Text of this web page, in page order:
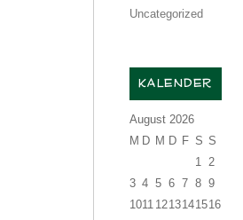
Uncategorized
KALENDER
August 2026
M D M D F S S
1
2
3 4 5 6 7 8 9
1011 1213141516